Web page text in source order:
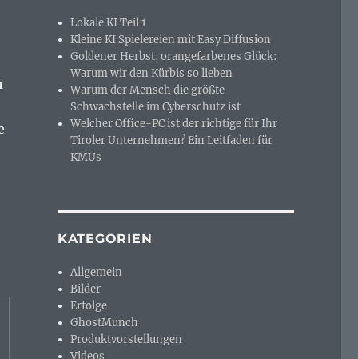
Lokale KI Teil 1
Kleine KI Spielereien mit Easy Diffusion
Goldener Herbst, orangefarbenes Glück:
Warum wir den Kürbis so lieben
Warum der Mensch die größte
Schwachstelle im Cyberschutz ist
Welcher Office-PC ist der richtige für Ihr
Tiroler Unternehmen? Ein Leitfaden für
KMUs
KATEGORIEN
Allgemein
Bilder
Erfolge
GhostMunch
Produktvorstellungen
Videos